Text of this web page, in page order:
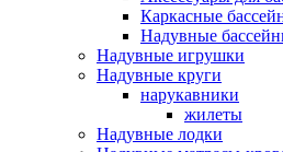
Каркасные
Надувные
Надувные игрушки
Надувные круги
нарукавники
жилеты
Надувные лодки